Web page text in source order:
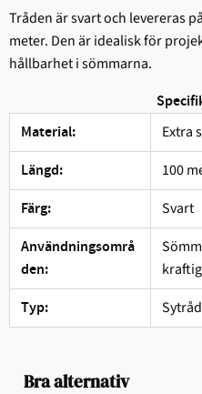
Tråden är svart och levereras
meter. Den är idealisk för
hållbarhet i sömmarna.
Material:
Extra
Längd: 100
Färg: Svart
Användningsområ
den:
Typ:
Bra alternativ